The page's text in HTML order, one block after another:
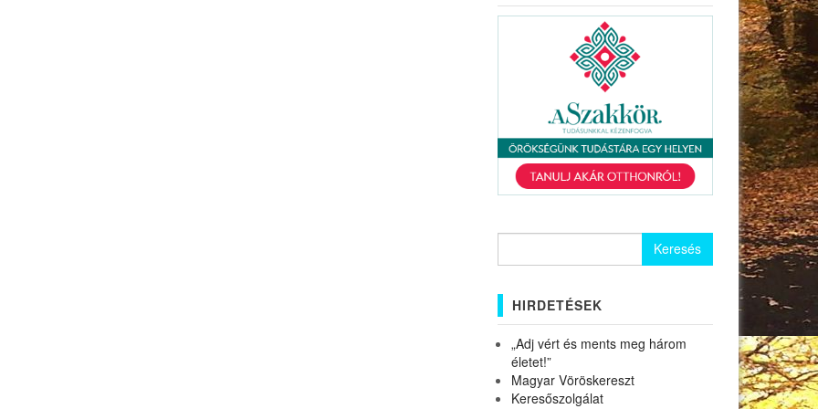
HIRDETÉSEK
„Adj vért és ments meg három
életet!”
Magyar Vöröskereszt
Keresőszolgálat